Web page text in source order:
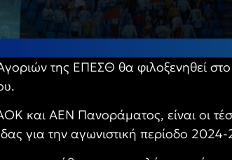
της ΕΠΕΣΘ θα φιλοξενηθεί
και ΑΕΝ Πανοράματος, είναι οι
για την αγωνιστική περίοδο